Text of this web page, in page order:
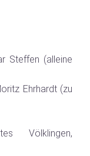
Steffen (alleine
Ehrhardt (zu
Völklingen,